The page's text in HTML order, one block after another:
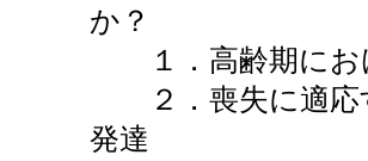
か？
１．高齢期にお
２．喪失に適応
発達